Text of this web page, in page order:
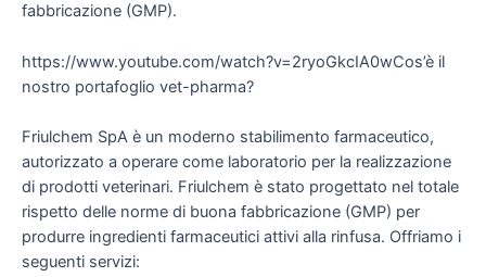
fabbricazione (GMP).
https://www.youtube.com/watch?v=2ryoGkcIA0wCos’è il
nostro portafoglio vet-pharma?
Friulchem SpA è un moderno stabilimento farmaceutico,
autorizzato a operare come laboratorio per la realizzazione
di prodotti veterinari. Friulchem è stato progettato nel totale
rispetto delle norme di buona fabbricazione (GMP) per
produrre ingredienti farmaceutici attivi alla rinfusa. Offriamo i
seguenti servizi: